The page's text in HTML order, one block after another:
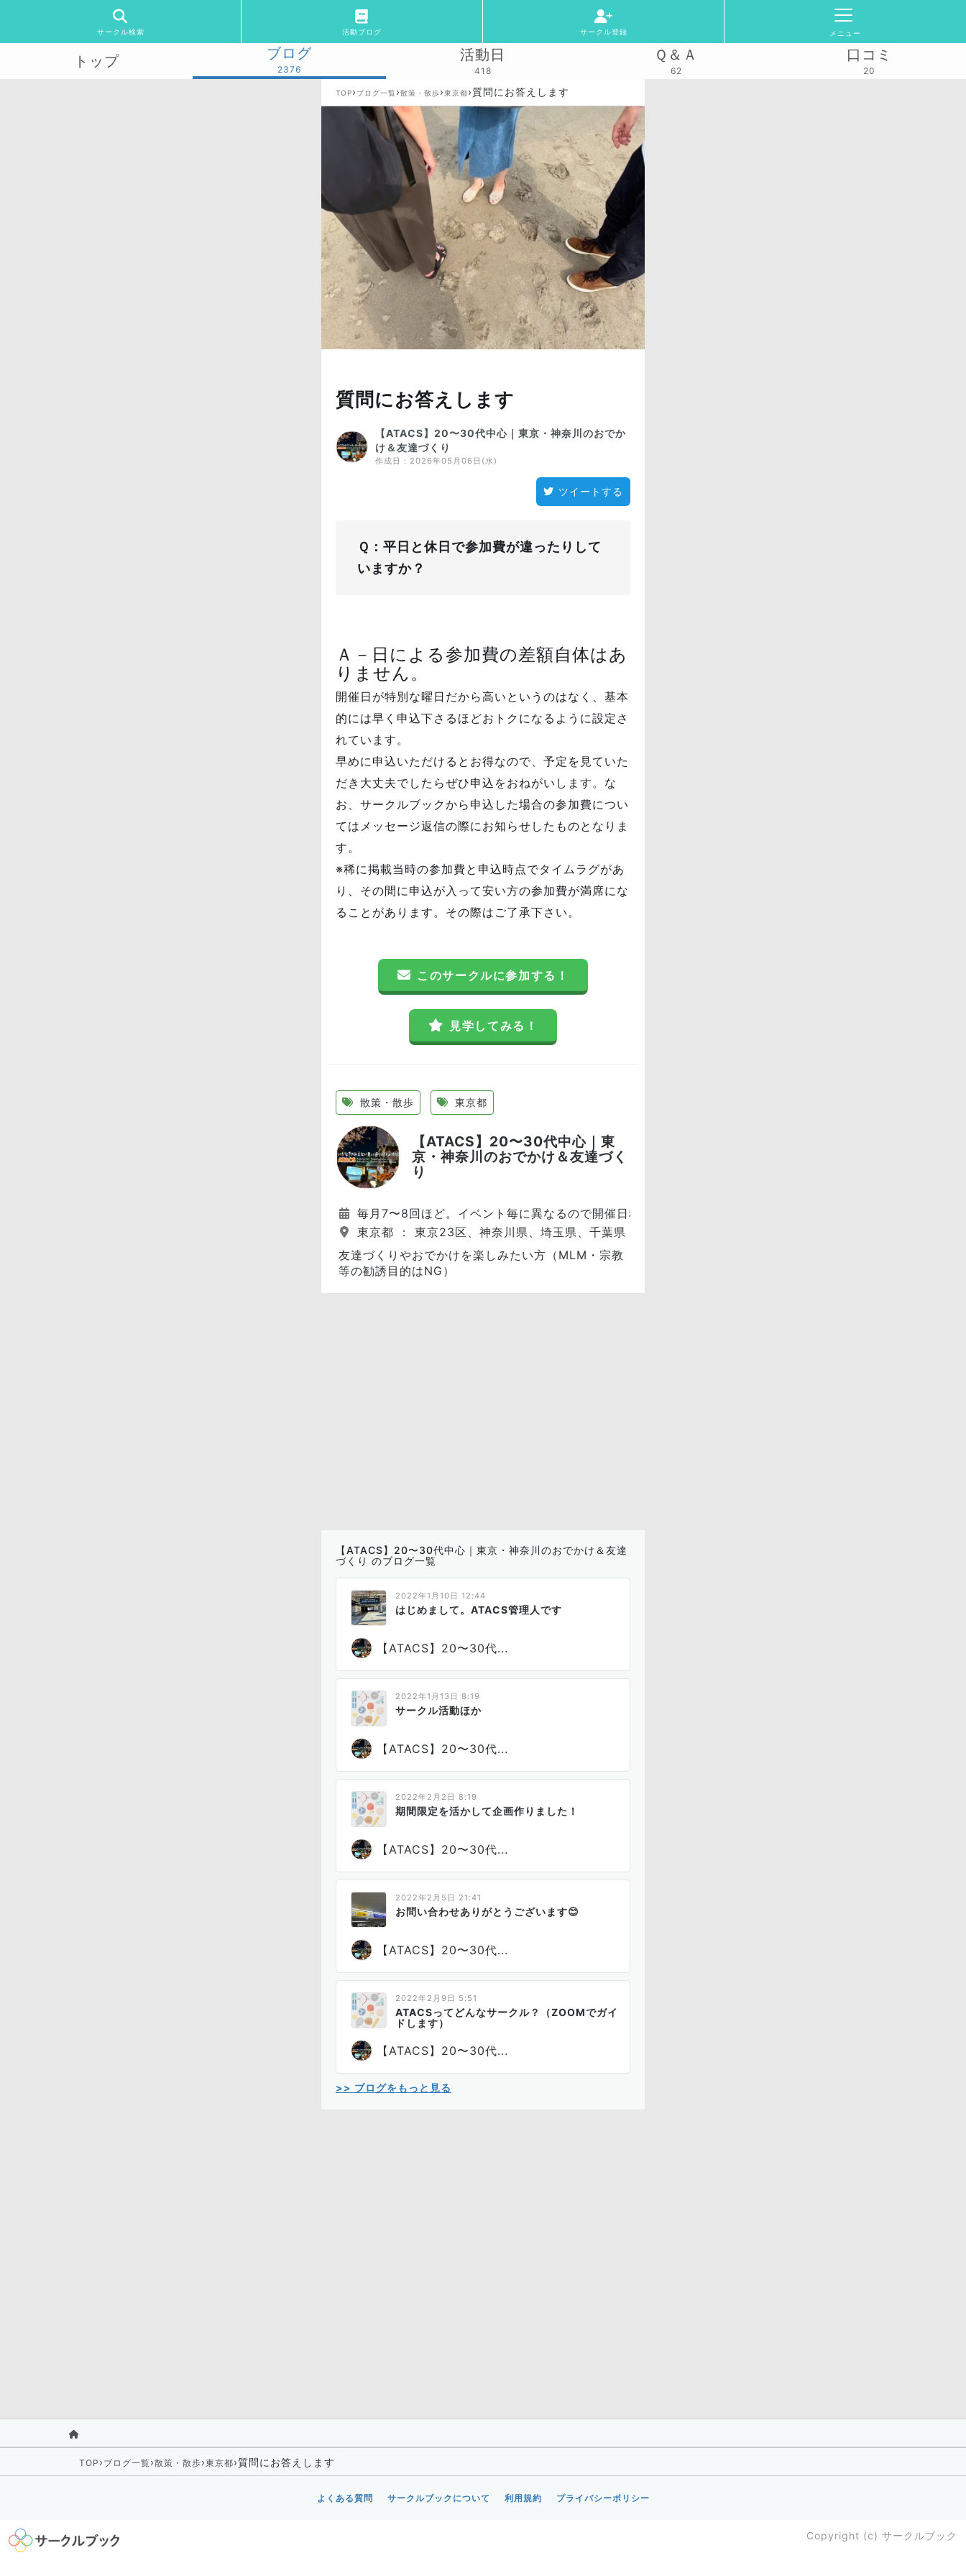
サークル検索 活動ブログ サークル登録 メニュー
トップ ブログ
2376
活動日
418
Ｑ＆Ａ
62
口コミ
20
TOP› ブログ一覧 ›散策・散歩›東京都›質問にお答えします
質問にお答えします
【ATACS】20〜30代中心｜東京・神奈川のおでか
け＆友達づくり
作成日： 2026年05月06日(水)
ツイートする
Ｑ：平日と休日で参加費が違ったりして
いますか？
Ａ－日による参加費の差額自体はあ
りません。
開催日が特別な曜日だから高いというのはなく、基本
的には早く申込下さるほどおトクになるように設定さ
れています。
早めに申込いただけるとお得なので、予定を見ていた
だき大丈夫でしたらぜひ申込をおねがいします。な
お、サークルブックから申込した場合の参加費につい
てはメッセージ返信の際にお知らせしたものとなりま
す。
※稀に掲載当時の参加費と申込時点でタイムラグがあ
り、その間に申込が入って安い方の参加費が満席にな
ることがあります。その際はご了承下さい。
このサークルに参加する！
見学してみる！
散策・散歩 東京都
【ATACS】20〜30代中心｜東
京・神奈川のおでかけ＆友達づく
り
毎月7〜8回ほど。イベント毎に異なるので開催日程をご覧ください
東京都 ： 東京23区、神奈川県、埼玉県、千葉県
友達づくりやおでかけを楽しみたい方（MLM・宗教
等の勧誘目的はNG）
【ATACS】20〜30代中心｜東京・神奈川のおでかけ＆友達
づくり のブログ一覧
2022年1月10日 12:44
はじめまして。ATACS管理人です
【ATACS】20〜30代...
2022年1月13日 8:19
サークル活動ほか
【ATACS】20〜30代...
2022年2月2日 8:19
期間限定を活かして企画作りました！
【ATACS】20〜30代...
2022年2月5日 21:41
お問い合わせありがとうございます😊
【ATACS】20〜30代...
2022年2月9日 5:51
ATACSってどんなサークル？（ZOOMでガイ
ドします）
【ATACS】20〜30代...
>> ブログをもっと見る
TOP › ブログ一覧›散策・散歩›東京都›質問にお答えします
よくある質問 サークルブックについて 利用規約 プライバシーポリシー
Copyright (c) サークルブック